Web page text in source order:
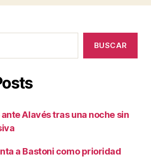
BUSCAR
Alavés tras una noche sin
a Bastoni como prioridad